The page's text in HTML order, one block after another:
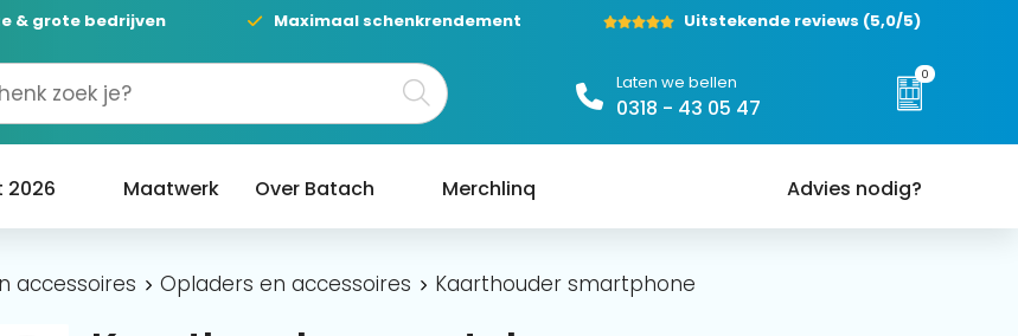
& grote bedrijven Maximaal schenkrendement Uitstekende reviews (5,0/5)
Laten we bellen
0318 - 43 05 47
0
2026 Maatwerk Over Batach Merchlinq Advies nodig?
accessoires Opladers en accessoires Kaarthouder smartphone